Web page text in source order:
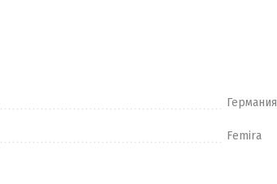
Германия
Femira